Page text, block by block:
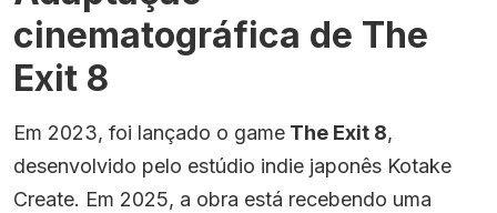
cinematográfica de The
Exit 8
Em 2023, foi lançado o game The Exit 8,
desenvolvido pelo estúdio indie japonês Kotake
Create. Em 2025, a obra está recebendo uma